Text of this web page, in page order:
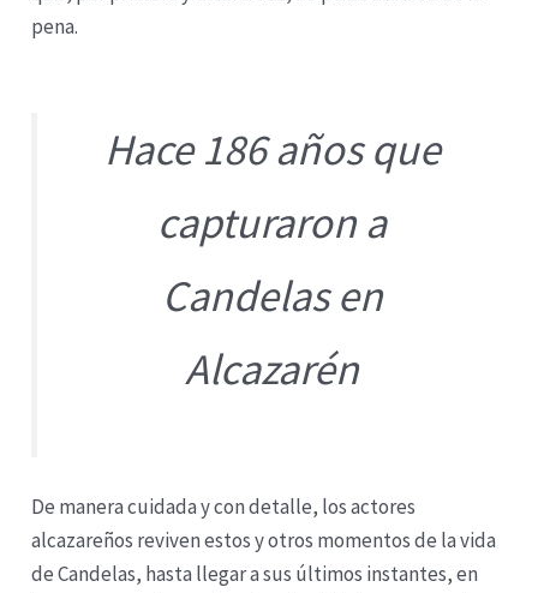
pena.
Hace 186 años que
capturaron a
Candelas en
Alcazarén
De manera cuidada y con detalle, los actores
alcazareños reviven estos y otros momentos de la vida
de Candelas, hasta llegar a sus últimos instantes, en